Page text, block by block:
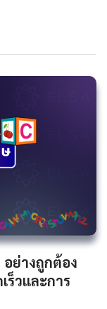
ย่างถูกต้อง
ร็วและการ